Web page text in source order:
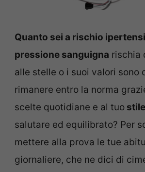
Quanto sei a rischio
pressione sanguigna rischia
alle stelle o i suoi valori sono
rimanere entro la norma
scelte quotidiane e al tuo
salutare ed equilibrato? Per
mettere alla prova le tue
giornaliere, che ne dici di